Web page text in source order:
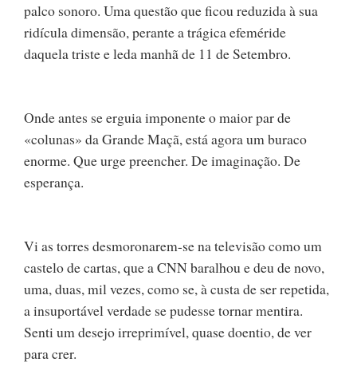
palco sonoro. Uma questão que ficou reduzida à sua
ridícula dimensão, perante a trágica efeméride
daquela triste e leda manhã de 11 de Setembro.
Onde antes se erguia imponente o maior par de
«colunas» da Grande Maçã, está agora um buraco
enorme. Que urge preencher. De imaginação. De
esperança.
Vi as torres desmoronarem-se na televisão como um
castelo de cartas, que a CNN baralhou e deu de novo,
uma, duas, mil vezes, como se, à custa de ser repetida,
a insuportável verdade se pudesse tornar mentira.
Senti um desejo irreprimível, quase doentio, de ver
para crer.